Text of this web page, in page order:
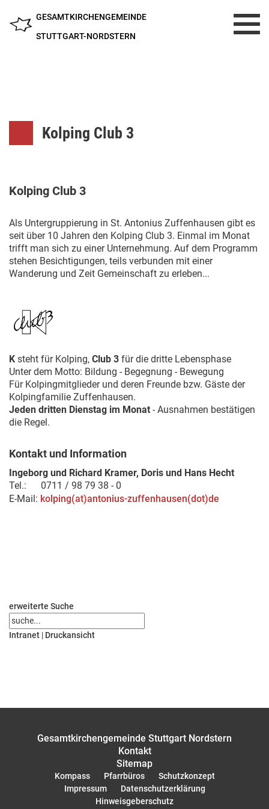
GESAMTKIRCHENGEMEINDE
STUTTGART-NORDSTERN
Kolping Club 3
Kolping Club 3
Als Untergruppierung in St. Antonius Zuffenhausen gibt es
seit über 10 Jahren den Kolping Club 3. Einmal im Monat
trifft man sich zu einer Unternehmung. Auf dem Programm
stehen Besichtigungen, teils verbunden mit einer
Wanderung und Zeit Gemeinschaft zu erleben...
K steht für Kolping, Club 3 für die dritte Lebensphase
Unter dem Motto: Bildung - Begegnung - Bewegung
Für Kolpingmitglieder und deren Freunde bzw. Gäste der
Kolpingfamilie Zuffenhausen.
Jeden dritten Dienstag im Monat - Ausnahmen bestätigen
die Regel.
Kontakt und Information
Ingeborg und Richard Kramer, Doris und Hans Hecht
Tel.: 0711 / 98 79 38 - 0
E-Mail: kolping(at)antonius-zuffenhausen(dot)de
erweiterte Suche
Intranet | Druckansicht
Gesamtkirchengemeinde Stuttgart Nordstern
Kontakt
Sitemap
Kompass Pfarrbüros
Schutzkonzept
Impressum
Datenschutzerklärung
Hinweisgeberschutz